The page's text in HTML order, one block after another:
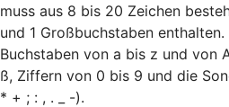
muss aus 8 bis 20 Zeichen
und 1 Großbuchstaben
Buchstaben von a bis z und von
ß, Ziffern von 0 bis 9 und die
* + ; : , . _ -).